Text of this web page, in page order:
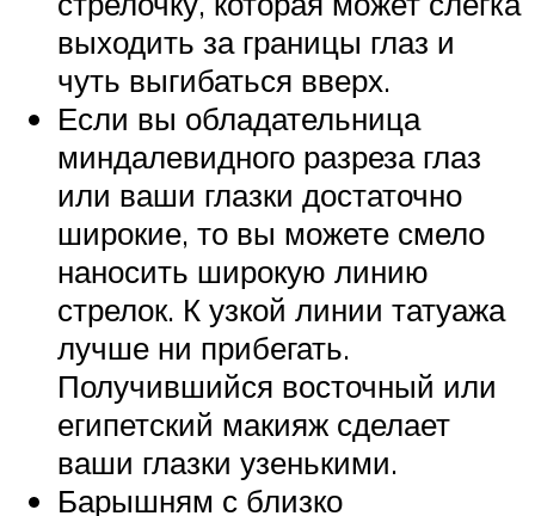
выходить за границы глаз и
чуть выгибаться вверх.
Если вы обладательница
миндалевидного разреза глаз
или ваши глазки достаточно
широкие, то вы можете смело
наносить широкую линию
стрелок. К узкой линии татуажа
лучше ни прибегать.
Получившийся восточный или
египетский макияж сделает
ваши глазки узенькими.
Барышням с близко